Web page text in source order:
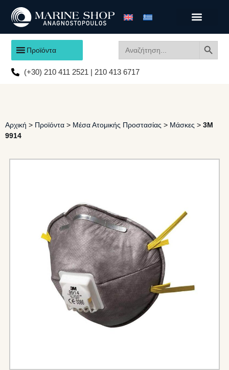
Προϊόντα
for:
(+30) 210 411 2521 | 210 413 6717
Αρχική > Προϊόντα > Μέσα Ατομικής Προστασίας > Μάσκες > 3M
9914